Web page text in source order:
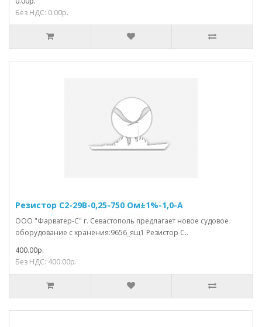
Без НДС: 0.00р.
Резистор С2-29В-0,25-750 Ом±1%-1,0-А
ООО "Фарватер-С" г. Севастополь предлагает новое судовое
оборудование с хранения:9656_ящ1 Резистор С..
400.00р.
Без НДС: 400.00р.